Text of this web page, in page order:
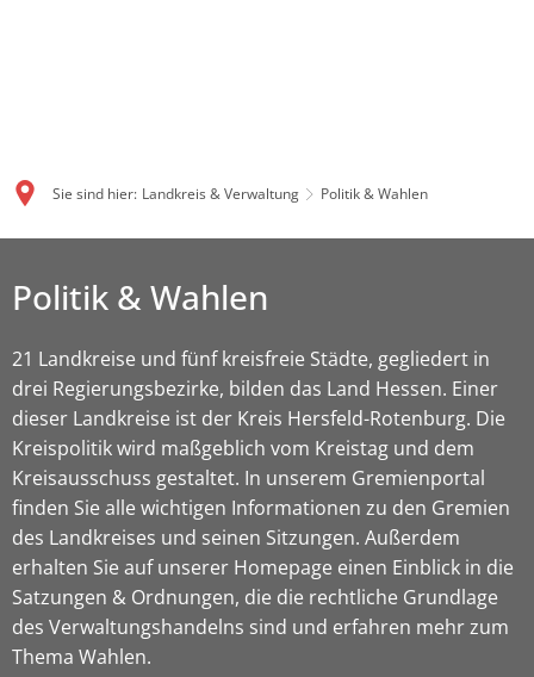
Sie sind hier: Landkreis & Verwaltung Politik & Wahlen
Politik & Wahlen
21 Landkreise und fünf kreisfreie Städte, gegliedert in
drei Regierungsbezirke, bilden das Land Hessen. Einer
dieser Landkreise ist der Kreis Hersfeld-Rotenburg. Die
Kreispolitik wird maßgeblich vom Kreistag und dem
Kreisausschuss gestaltet. In unserem Gremienportal
finden Sie alle wichtigen Informationen zu den Gremien
des Landkreises und seinen Sitzungen. Außerdem
erhalten Sie auf unserer Homepage einen Einblick in die
Satzungen & Ordnungen, die die rechtliche Grundlage
des Verwaltungshandelns sind und erfahren mehr zum
Thema Wahlen.